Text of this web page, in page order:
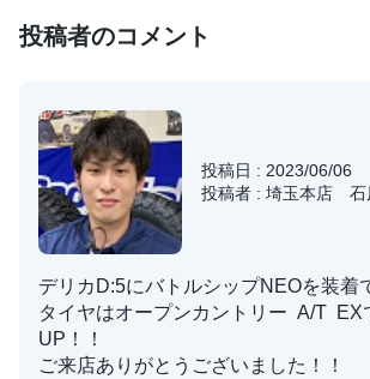
投稿者のコメント
投稿日 : 2023/06/06
投稿者 : 埼玉本店 石
デリカD:5にバトルシップNEOを装着
タイヤはオープンカントリー A/T EX
UP！！
ご来店ありがとうございました！！